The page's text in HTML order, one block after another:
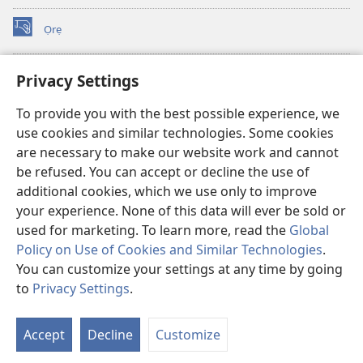
Privacy Settings
To provide you with the best possible experience, we
use cookies and similar technologies. Some cookies
are necessary to make our website work and cannot
be refused. You can accept or decline the use of
additional cookies, which we use only to improve
your experience. None of this data will ever be sold or
used for marketing. To learn more, read the Global
Policy on Use of Cookies and Similar Technologies.
You can customize your settings at any time by going
to Privacy Settings.
Accept Decline Customize
Ọrẹ
(opens
new
ÀKÁ ÌWÉ ORÍ ÍŃTÁNẸ́Ẹ̀TÌ TI Watchtower™
(opens
window)JW Hub
(opens
new
window)JW Library
Watchtower Library ®
Copyright© 2026 Watch Tower Bible and Tract Society of Pennsylvania.
ÀDÉHÙN LÍLO ÌKÀNNÌ